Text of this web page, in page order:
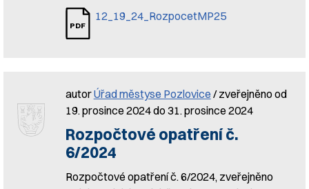
12_19_24_RozpocetMP25
autorÚřad městyse Pozlovice / zveřejněno od
19. prosince 2024 do 31. prosince 2024
Rozpočtové opatření č.
6/2024
Rozpočtové opatření č. 6/2024, zveřejněno